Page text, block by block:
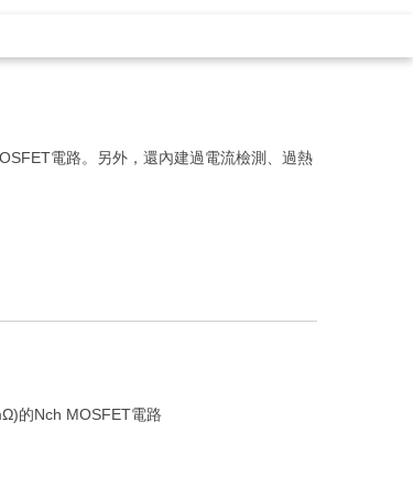
電路。另外，還內建過電流檢測、過熱
的Nch MOSFET電路